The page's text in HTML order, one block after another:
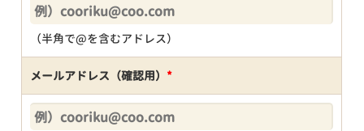
（半角で@を含むアドレス）
メールアドレス（確認用） *